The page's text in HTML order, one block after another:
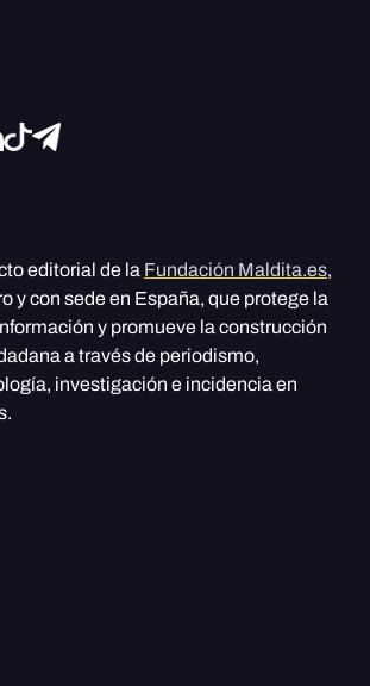
editorial de la Fundación Maldita.es,
y con sede en España, que protege la
y promueve la construcción
a través de periodismo,
investigación e incidencia en